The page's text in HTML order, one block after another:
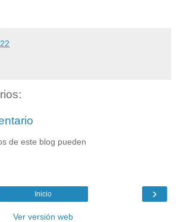
de este blog pueden
›
Inicio
Ver versión web